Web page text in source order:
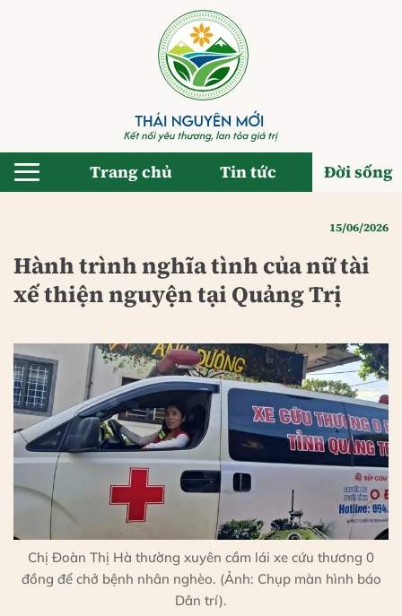
Trang chủ Tin tức Đời sống
15/06/2026
Hành trình nghĩa tình của nữ tài
xế thiện nguyện tại Quảng Trị
Chị Đoàn Thị Hà thường xuyên cầm lái xe cứu thương 0
đồng để chở bệnh nhân nghèo. (Ảnh: Chụp màn hình báo
Dân trí).